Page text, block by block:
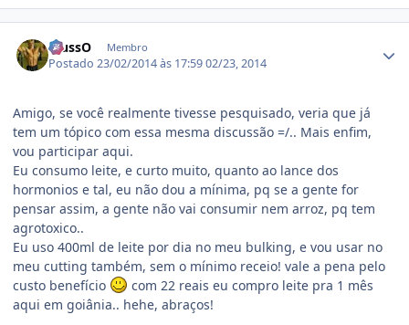
.RussO Membro
Postado23/02/2014 às 17:5902/23, 2014
Amigo, se você realmente tivesse pesquisado, veria que já
tem um tópico com essa mesma discussão =/.. Mais enfim,
vou participar aqui.
Eu consumo leite, e curto muito, quanto ao lance dos
hormonios e tal, eu não dou a mínima, pq se a gente for
pensar assim, a gente não vai consumir nem arroz, pq tem
agrotoxico..
Eu uso 400ml de leite por dia no meu bulking, e vou usar no
meu cutting também, sem o mínimo receio! vale a pena pelo
custo benefício
com 22 reais eu compro leite pra 1 mês
aqui em goiânia.. hehe, abraços!